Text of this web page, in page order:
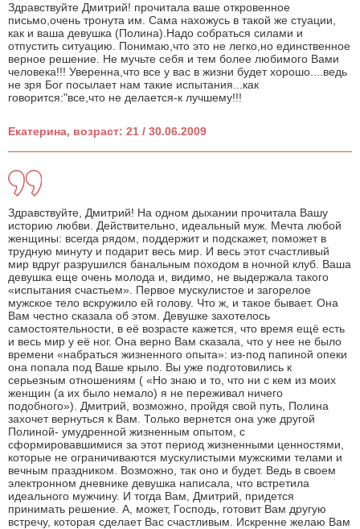
Здравствуйте Дмитрий! прочитала ваше откровенное
письмо,очень тронута им. Сама нахожусь в такой же стуации,
как и ваша девушка (Полина).Надо собраться силами и
отпустить ситуацию. Понимаю,что это не легко,но единственное
верное решение. Не мучьте себя и тем более любимого Вами
человека!!! Уверенна,что все у вас в жизни будет хорошо....ведь
не зря Бог посылает нам такие испытания...как
говорится:"все,что не делается-к лучшему!!!
Екатерина, возраст: 21 / 30.06.2009
Здравствуйте, Дмитрий! На одном дыхании прочитала Вашу
историю любви. Действительно, идеальный муж. Мечта любой
женщины: всегда рядом, поддержит и подскажет, поможет в
трудную минуту и подарит весь мир. И весь этот счастливый
мир вдруг разрушился банальным походом в ночной клуб. Ваша
девушка еще очень молода и, видимо, не выдержала такого
«испытания счастьем». Первое мускулистое и загорелое
мужское тело вскружило ей голову. Что ж, и такое бывает. Она
Вам честно сказала об этом. Девушке захотелось
самостоятельности, в её возрасте кажется, что время ещё есть
и весь мир у её ног. Она верно Вам сказала, что у нее не было
времени «набраться жизненного опыта»: из-под папиной опеки
она попала под Ваше крыло. Вы уже подготовились к
серьезным отношениям ( «Но знаю и то, что ни с кем из моих
женщин (а их было немало) я не переживал ничего
подобного»). Дмитрий, возможно, пройдя свой путь, Полина
захочет вернуться к Вам. Только вернется она уже другой
Полиной- умудренной жизненным опытом, с
сформировавшимися за этот период жизненными ценностями,
которые не ограничиваются мускулистыми мужскими телами и
вечным праздником. Возможно, так оно и будет. Ведь в своем
электронном дневнике девушка написала, что встретила
идеального мужчину. И тогда Вам, Дмитрий, придется
принимать решение. А, может, Господь, готовит Вам другую
встречу, которая сделает Вас счастливым. Искренне желаю Вам